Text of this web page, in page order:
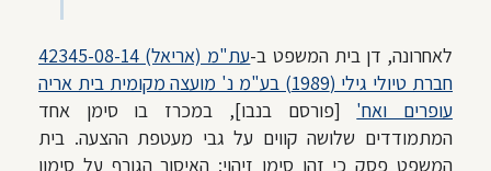
לאחרונה, דן בית המשפט ב-
עת"מ (אריאל) 42345-08-14
חברת טיולי גילי (1989) בע"מ נ' מועצה מקומית בית אריה
עופרים ואח' [פורסם בנבו], במכרז בו סימן אחד
המתמודדים שלושה קווים על גבי מעטפת ההצעה. בית
המשפט פסק כי זהו סימן זיהוי: האיסור הגורף על סימון